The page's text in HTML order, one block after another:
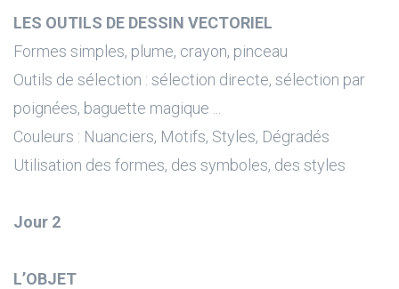
LES OUTILS DE DESSIN VECTORIEL
Formes simples, plume, crayon, pinceau
Outils de sélection : sélection directe, sélection par
poignées, baguette magique ...
Couleurs : Nuanciers, Motifs, Styles, Dégradés
Utilisation des formes, des symboles, des styles
Jour 2
L’OBJET